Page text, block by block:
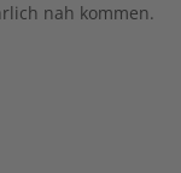
nah kommen.